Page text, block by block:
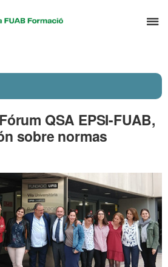
Universitat
QSA EPSI-FUAB,
sobre normas